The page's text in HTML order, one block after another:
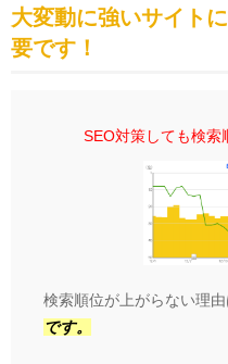
大変動に強いサイト
要です！
SEO対策しても検
検索順位が上がらない理由
です。